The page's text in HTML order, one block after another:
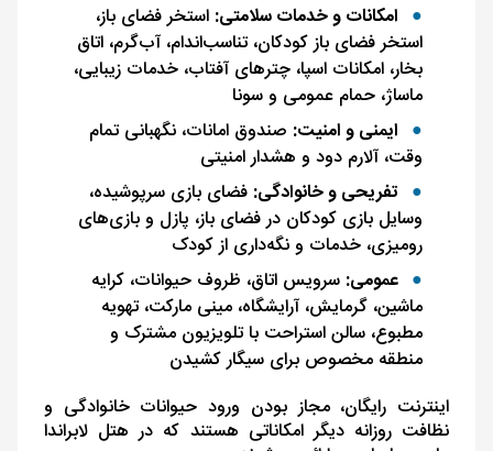
امکانات و خدمات سلامتی: استخر فضای باز،
استخر فضای باز کودکان، تناسب‌اندام، آب‌گرم، اتاق
بخار، امکانات اسپا، چترهای آفتاب، خدمات زیبایی،
ماساژ، حمام عمومی و سونا
ایمنی و امنیت: صندوق امانات، نگهبانی تمام
وقت، آلارم دود و هشدار امنیتی
تفریحی و خانوادگی: فضای بازی سرپوشیده،
وسایل بازی کودکان در فضای باز، پازل و بازی‌های
رومیزی، خدمات و نگه‌داری از کودک
عمومی: سرویس اتاق، ظروف حیوانات، کرایه
ماشین، گرمایش، آرایشگاه، مینی مارکت، تهویه
مطبوع، سالن استراحت با تلویزیون مشترک و
منطقه مخصوص برای سیگار کشیدن
اینترنت رایگان، مجاز بودن ورود حیوانات خانوادگی و
نظافت روزانه دیگر امکاناتی هستند که در هتل لابراندا